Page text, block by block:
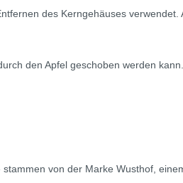
des Kerngehäuses
den Apfel geschoben werden
stammen von der Marke Wusthof,